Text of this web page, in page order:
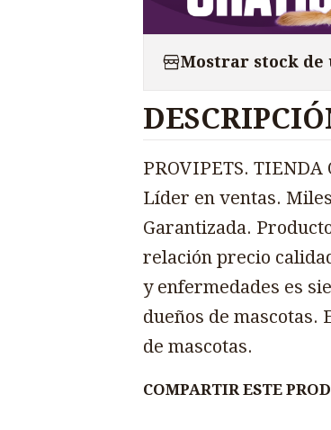
Mostrar stock de
PROVIPETS.
Líder en ventas.
Garantizada.
relación precio
y enfermedades es
dueños de mascotas.
de mascotas.
COMPARTIR ESTE